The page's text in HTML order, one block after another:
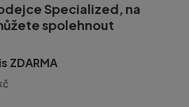
Specialized, na
spolehnout
ZDARMA